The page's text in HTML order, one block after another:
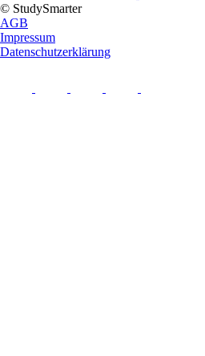
© StudySmarter
AGB
Impressum
Datenschutzerklärung